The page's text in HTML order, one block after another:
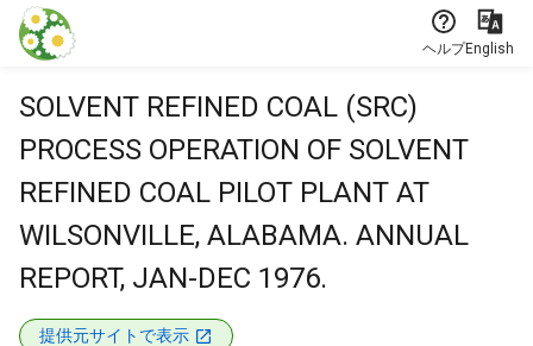
本文に飛ぶ
ヘルプEnglish
SOLVENT REFINED COAL (SRC)
PROCESS OPERATION OF SOLVENT
REFINED COAL PILOT PLANT AT
WILSONVILLE, ALABAMA. ANNUAL
REPORT, JAN-DEC 1976.
提供元サイトで表示